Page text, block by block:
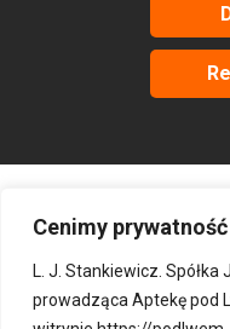
Cenimy
L. J. Stankiewicz.
prowadząca Aptekę pod
‹